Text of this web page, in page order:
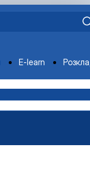
E-learn